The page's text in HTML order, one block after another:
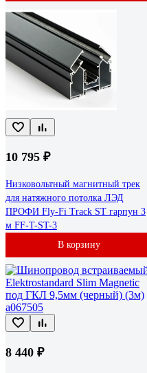
10 795 ₽
Низковольтный магнитный трек
для натяжного потолка ЛЭД
ПРОФИ Fly-Fi Track ST гарпун 3
м FF-T-ST-3
В корзину
8 440 ₽